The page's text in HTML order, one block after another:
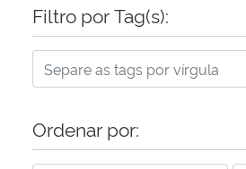
Filtro por Tag(s):
Ordenar por: